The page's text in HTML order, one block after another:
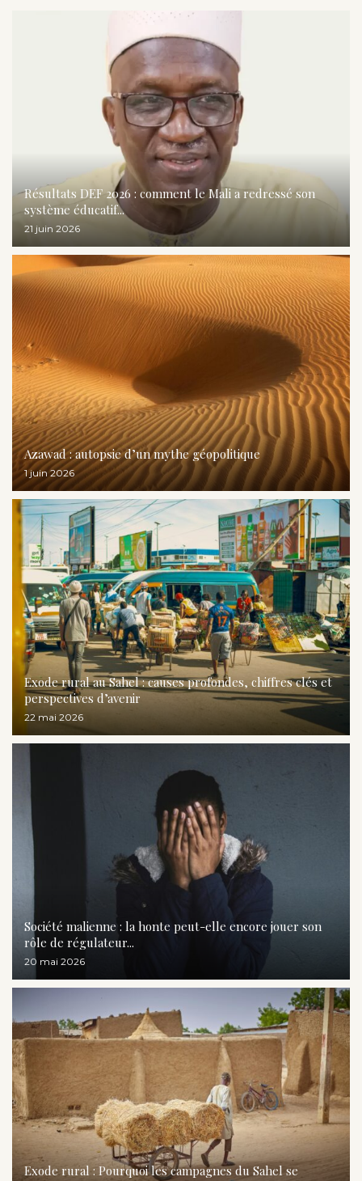
Résultats DEF 2026 : comment le Mali a redressé son
système éducatif...
21 juin 2026
Azawad : autopsie d’un mythe géopolitique
1 juin 2026
Exode rural au Sahel : causes profondes, chiffres clés et
perspectives d’avenir
22 mai 2026
Société malienne : la honte peut-elle encore jouer son
rôle de régulateur...
20 mai 2026
Exode rural : Pourquoi les campagnes du Sahel se